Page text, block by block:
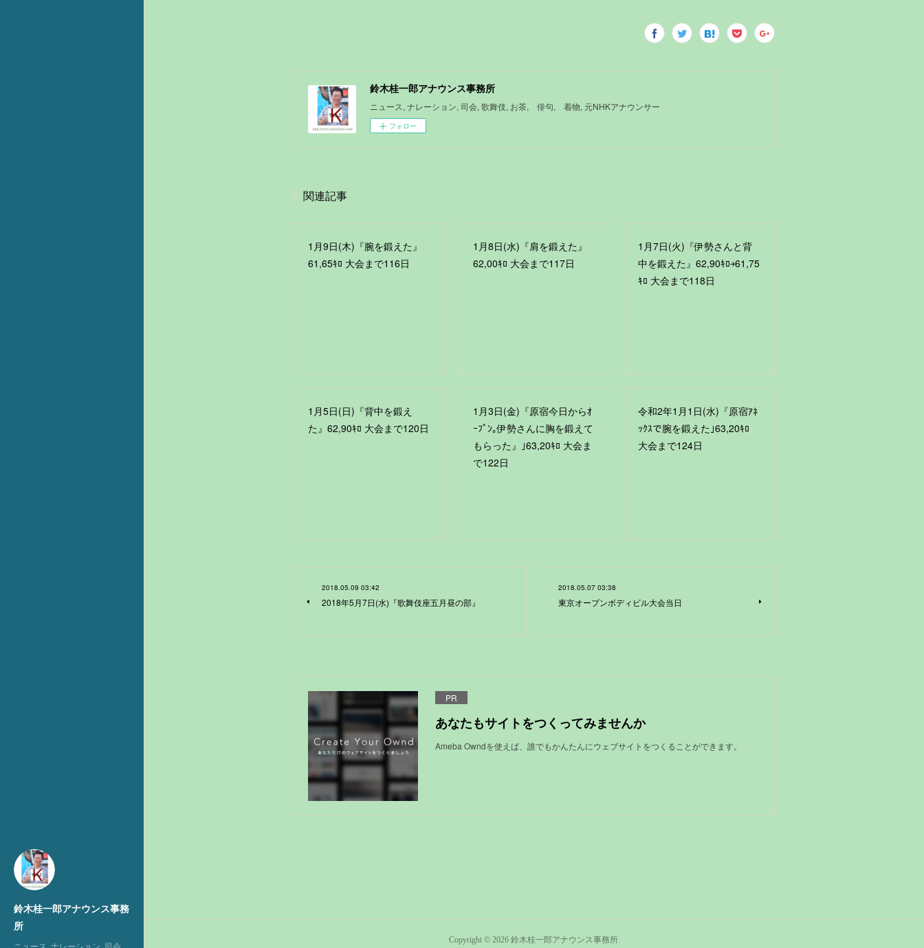
鈴木桂一郎アナウンス事務
所
ニュース, ナレーション, 司会,
鈴木桂一郎アナウンス事務所
ニュース, ナレーション, 司会, 歌舞伎, お茶, 俳句, 着物, 元NHKアナウンサー
フォロー
関連記事
1月9日(木)『腕を鍛えた』
61,65ｷﾛ 大会まで116日
1月8日(水)『肩を鍛えた』
62,00ｷﾛ 大会まで117日
1月7日(火)『伊勢さんと背
中を鍛えた』62,90ｷﾛ￫61,75
ｷﾛ 大会まで118日
1月5日(日)『背中を鍛え
た』62,90ｷﾛ 大会まで120日
1月3日(金)『原宿今日からｵ
ｰﾌﾟﾝ｡伊勢さんに胸を鍛えて
もらった』｣63,20ｷﾛ 大会ま
で122日
令和2年1月1日(水)『原宿ｱﾈ
ｯｸｽで腕を鍛えた｣63,20ｷﾛ
大会まで124日
2018.05.09 03:42
2018年5月7日(水)『歌舞伎座五月昼の部』
2018.05.07 03:38
東京オープンボディビル大会当日
PR
あなたもサイトをつくってみませんか
Ameba Owndを使えば、誰でもかんたんにウェブサイトをつくることができます。
Copyright © 2026 鈴木桂一郎アナウンス事務所.